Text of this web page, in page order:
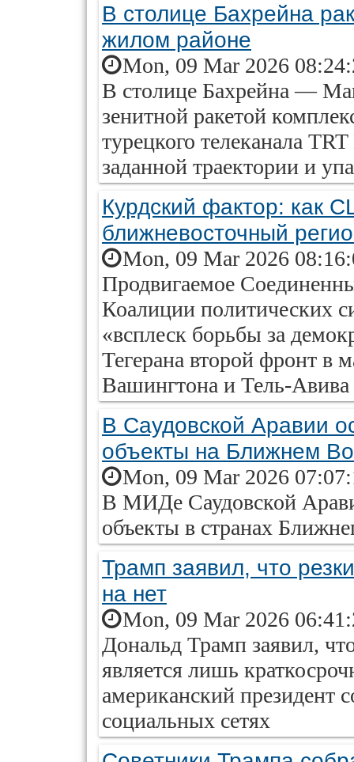
В столице Бахрейна
жилом районе
Mon, 09 Mar 2026
В столице Бахрейна —
зенитной ракетой
турецкого телеканала
заданной траектории и
Курдский фактор: как
ближневосточный
Mon, 09 Mar 2026
Продвигаемое
Коалиции политических
«всплеск борьбы за
Тегерана второй фронт в
Вашингтона и Тель-
В Саудовской Аравии
объекты на Ближнем
Mon, 09 Mar 2026
В МИДе Саудовской
объекты в странах
Трамп заявил, что
на нет
Mon, 09 Mar 2026
Дональд Трамп заявил,
является лишь
американский президент
социальных сетях